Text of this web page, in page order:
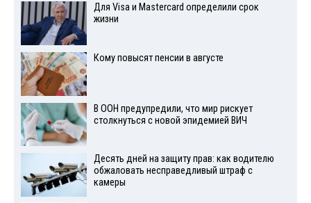
Для Visа и Mastercard определили срок
жизни
Кому повысят пенсии в августе
В ООН предупредили, что мир рискует
столкнуться с новой эпидемией ВИЧ
Десять дней на защиту прав: как водителю
обжаловать несправедливый штраф с
камеры